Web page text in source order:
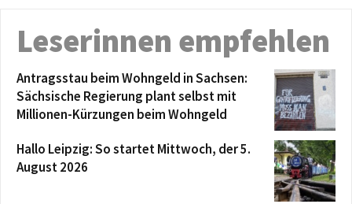
Leserinnen empfehlen
Antragsstau beim Wohngeld in Sachsen:
Sächsische Regierung plant selbst mit
Millionen-Kürzungen beim Wohngeld
Hallo Leipzig: So startet Mittwoch, der 5.
August 2026